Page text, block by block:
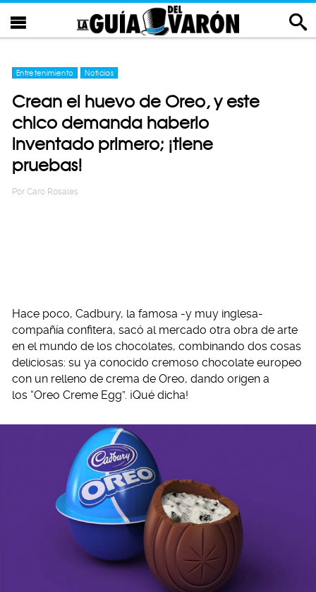
Entretenimiento Noticias
Crean el huevo de Oreo, y este
chico demanda haberlo
inventado primero; ¡tiene
pruebas!
Por Caro Rosales
Hace poco, Cadbury, la famosa -y muy inglesa-
compañía confitera, sacó al mercado otra obra de arte
en el mundo de los chocolates, combinando dos cosas
deliciosas: su ya conocido cremoso chocolate europeo
con un relleno de crema de Oreo, dando origen a
los “Oreo Creme Egg”. ¡Qué dicha!